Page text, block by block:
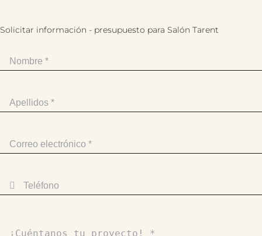
Solicitar información - presupuesto para Salón Tarent